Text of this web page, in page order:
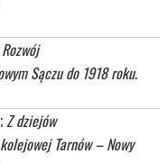
Rozwój
Sączu do 1918 roku.
;Z dziejów
Tarnów – Nowy